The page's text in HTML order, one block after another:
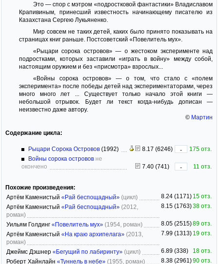
Это — спор с мэтром «подростковой фантастики» Владиславом
Крапивиным, принесший известность начинающему писателю из
Казахстана Сергею Лукьяненко.
Мир совсем не таких детей, каких было принято показывать на
страницах книг раньше. Постсоветский «Повелитель мух».
«Рыцари сорока островов» — о жестоком эксперименте над
подростками, которых заставили «играть в войну» между собой,
настоящим оружием и без «присмотра» взрослых...
«Войны сорока островов» — о том, что стало с «полем
эксперимента» после победы детей над экспериментаторами, через
много много лет ... Существует только начало этой книги —
небольшой отрывок. Будет ли текст когда-нибудь дописан —
неизвестно даже автору.
© Мартин
Содержание цикла:
Рыцари Сорока Островов (1992) 8.17 (6246) -
175 отз.
Войны сорока островов не
окончено
7.40 (741) - 11 отз.
Похожие произведения:
Артём Каменистый «Рай беспощадный» (цикл) 8.24 (1171) 15 отз.
Артём Каменистый «Рай беспощадный» (2012,
роман)
8.15 (1763)38 отз.
Уильям Голдинг «Повелитель мух» (1954, роман) 8.05 (2515)89 отз.
Артём Каменистый «На краю архипелага» (2013,
роман)
7.99 (1313) 19 отз.
Джеймс Дэшнер «Бегущий по лабиринту» (цикл) 6.89 (338)
18 отз.
Роберт Хайнлайн «Туннель в небе» (1955, роман) 8.38 (2961)90 отз.